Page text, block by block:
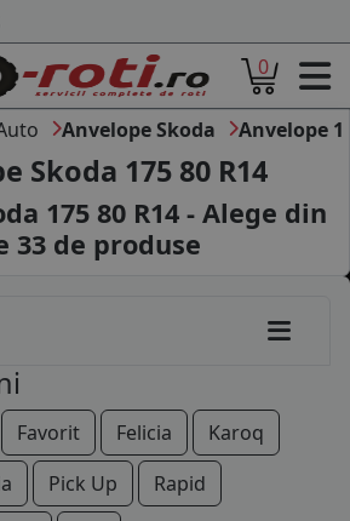
NOI
AUTO
CAMION
MOTO
MARCA AUTO
COMPANII
0
Anvelope Skoda Anvelope
Skoda 175 80 R14
175 80 R14 - Alege din
33 de produse
Favorit Felicia
Karoq
Pick Up
Rapid